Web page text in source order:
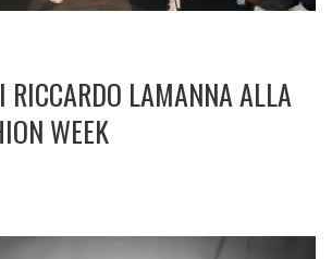
RICCARDO LAMANNA ALLA
WEEK